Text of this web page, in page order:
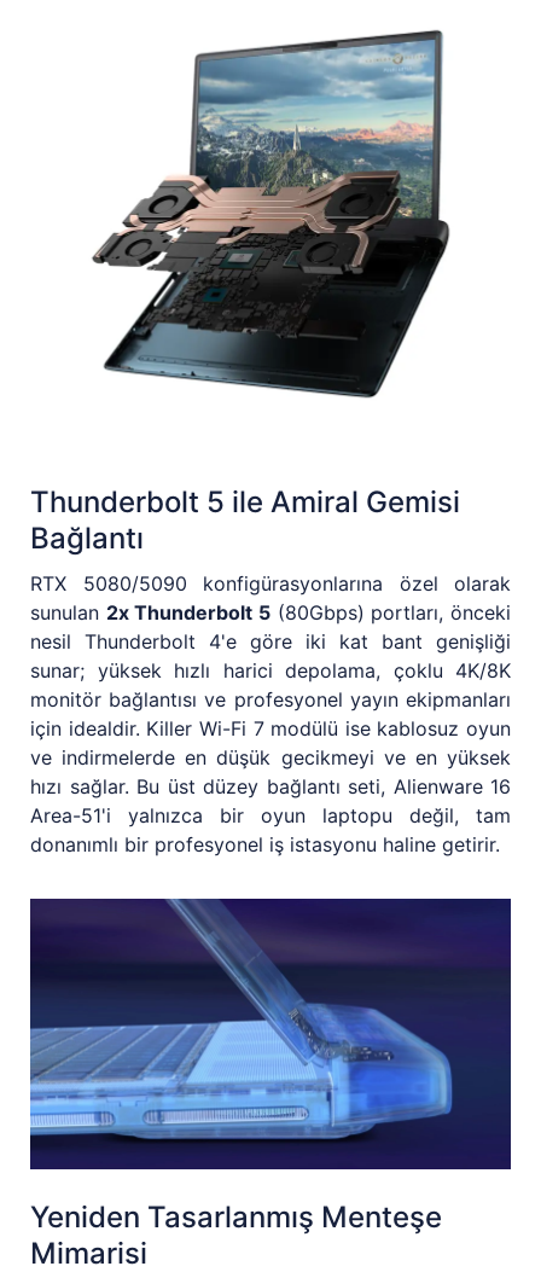
Thunderbolt 5 ile Amiral Gemisi
Bağlantı
RTX 5080/5090 konfigürasyonlarına özel olarak
sunulan 2x Thunderbolt 5 (80Gbps) portları, önceki
nesil Thunderbolt 4'e göre iki kat bant genişliği
sunar; yüksek hızlı harici depolama, çoklu 4K/8K
monitör bağlantısı ve profesyonel yayın ekipmanları
için idealdir. Killer Wi-Fi 7 modülü ise kablosuz oyun
ve indirmelerde en düşük gecikmeyi ve en yüksek
hızı sağlar. Bu üst düzey bağlantı seti, Alienware 16
Area-51'i yalnızca bir oyun laptopu değil, tam
donanımlı bir profesyonel iş istasyonu haline getirir.
Yeniden Tasarlanmış Menteşe
Mimarisi